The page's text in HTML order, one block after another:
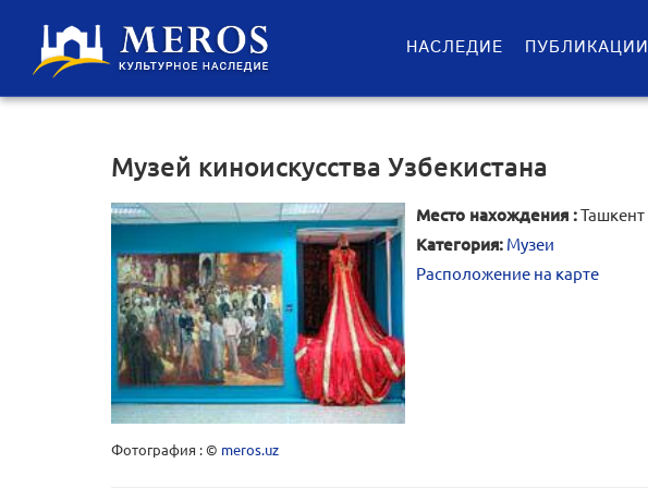
НАСЛЕДИЕ ПУБЛИКАЦИИ
Музей киноискусства Узбекистана
Фотография : © meros.uz
Место нахождения :Ташкент
Категория: Музеи
Расположение на карте